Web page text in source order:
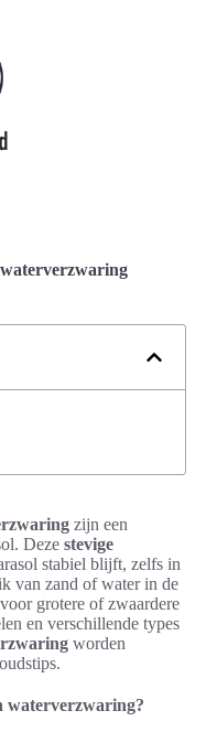
zijn een
Deze stevige
stabiel blijft, zelfs in
van zand of water in de
grotere of zwaardere
en verschillende types
worden
waterverzwaring?